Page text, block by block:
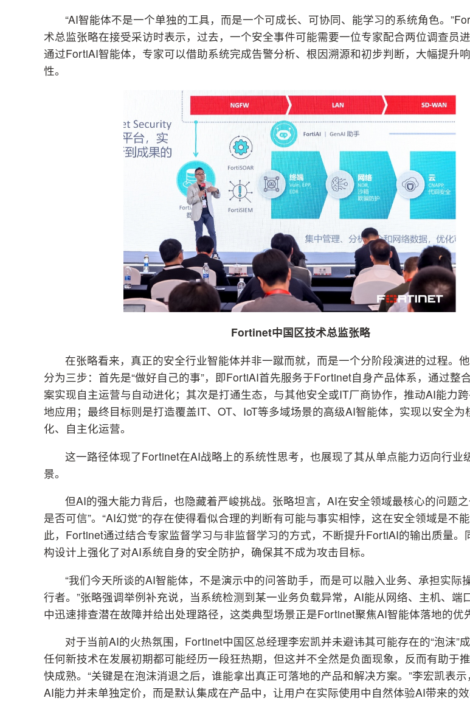
“AI智能体不是一个单独的工具，而是一个可成长、可协同、能学习的系统角色。
术总监张略在接受采访时表示，过去，一个安全事件可能需要一位专家配合两位调查员
通过FortiAI智能体，专家可以借助系统完成告警分析、根因溯源和初步判断，大幅提升
性。
Fortinet中国区技术总监张略
在张略看来，真正的安全行业智能体并非一蹴而就，而是一个分阶段演进的过程。
分为三步：首先是“做好自己的事”，即FortiAI首先服务于Fortinet自身产品体系，通过整
案实现自主运营与自动进化；其次是打通生态，与其他安全或IT厂商协作，推动AI能力
地应用；最终目标则是打造覆盖IT、OT、IoT等多域场景的高级AI智能体，实现以安全为
化、自主化运营。
这一路径体现了Fortinet在AI战略上的系统性思考，也展现了其从单点能力迈向行业
景。
但AI的强大能力背后，也隐藏着严峻挑战。张略坦言，AI在安全领域最核心的问题之
是否可信”。“AI幻觉”的存在使得看似合理的判断有可能与事实相悖，这在安全领域是不
此，Fortinet通过结合专家监督学习与非监督学习的方式，不断提升FortiAI的输出质量。
构设计上强化了对AI系统自身的安全防护，确保其不成为攻击目标。
“我们今天所谈的AI智能体，不是演示中的问答助手，而是可以融入业务、承担实际
行者。”张略强调举例补充说，当系统检测到某一业务负载异常，AI能从网络、主机、端
中迅速排查潜在故障并给出处理路径，这类典型场景正是Fortinet聚焦AI智能体落地的优
对于当前AI的火热氛围，Fortinet中国区总经理李宏凯并未避讳其可能存在的“泡沫”成
任何新技术在发展初期都可能经历一段狂热期，但这并不全然是负面现象，反而有助于
快成熟。“关键是在泡沫消退之后，谁能拿出真正可落地的产品和解决方案。”李宏凯表
AI能力并未单独定价，而是默认集成在产品中，让用户在实际使用中自然体验AI带来的